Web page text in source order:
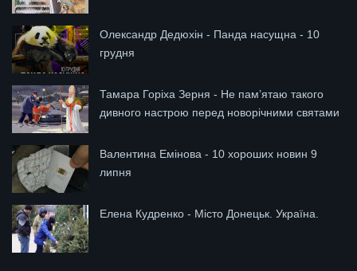
Олександр Дедюхін - Панда насущна - 10
грудня
Тамара Горіха Зерня - Не пам’ятаю такого
дивного настрою перед новорічними святами
Валентина Емінова - 10 хороших новин 9
липня
Елена Кудренко - Місто Донецьк. Україна.